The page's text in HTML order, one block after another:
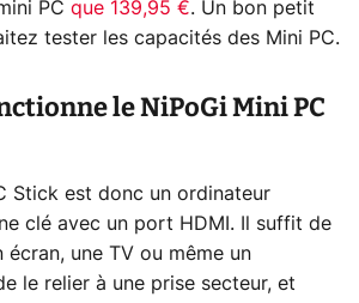
PC que 139,95 €. Un bon petit
tester les capacités des Mini PC.
le NiPoGi Mini PC
Stick est donc un ordinateur
clé avec un port HDMI. Il suffit de
écran, une TV ou même un
le relier à une prise secteur, et